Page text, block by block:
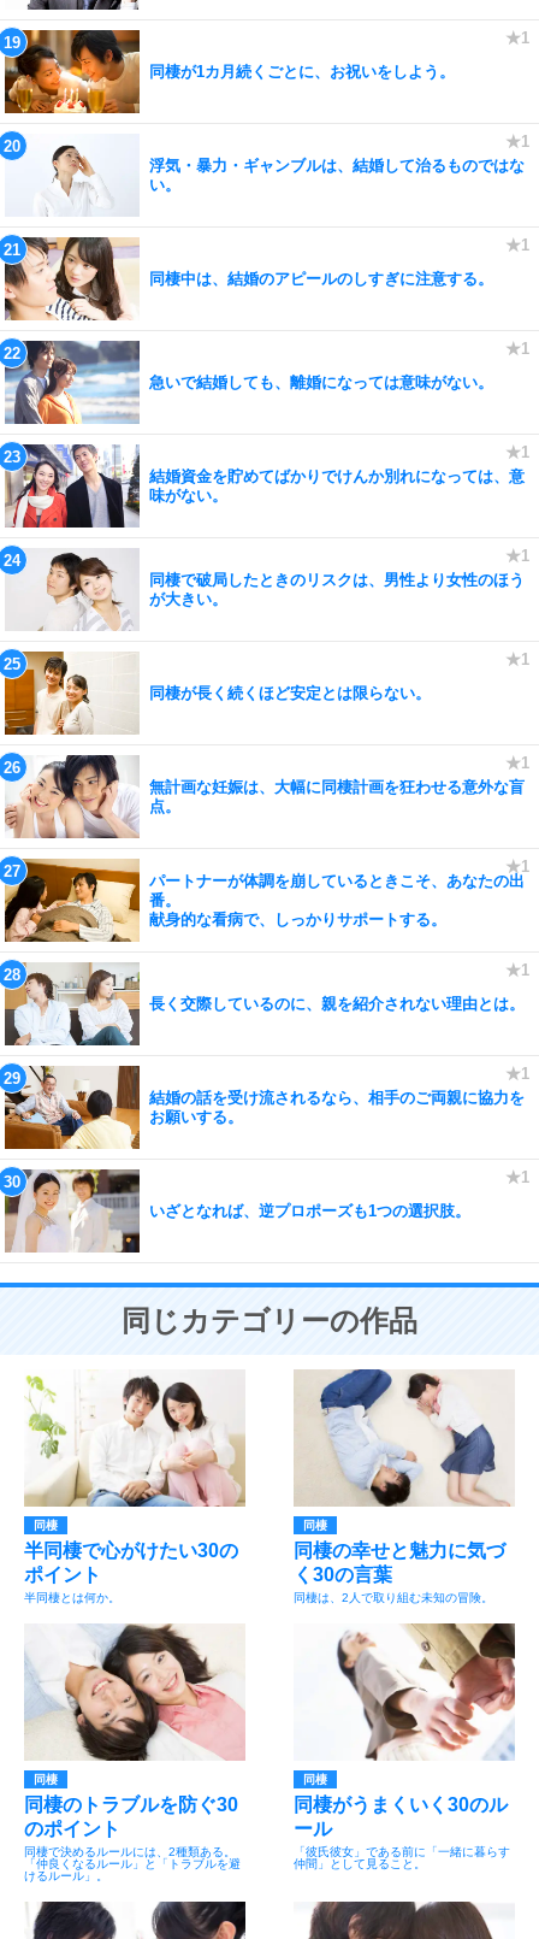
同棲が1カ月続くごとに、お祝いをしよう。
浮気・暴力・ギャンブルは、結婚して治るものではな
い。
同棲中は、結婚のアピールのしすぎに注意する。
急いで結婚しても、離婚になっては意味がない。
結婚資金を貯めてばかりでけんか別れになっては、意
味がない。
同棲で破局したときのリスクは、男性より女性のほう
が大きい。
同棲が長く続くほど安定とは限らない。
無計画な妊娠は、大幅に同棲計画を狂わせる意外な盲
点。
パートナーが体調を崩しているときこそ、あなたの出
番。
献身的な看病で、しっかりサポートする。
長く交際しているのに、親を紹介されない理由とは。
結婚の話を受け流されるなら、相手のご両親に協力を
お願いする。
いざとなれば、逆プロポーズも1つの選択肢。
同じカテゴリーの作品
同棲
半同棲で心がけたい30の
ポイント
半同棲とは何か。
同棲
同棲の幸せと魅力に気づ
く30の言葉
同棲は、2人で取り組む未知の冒険。
同棲
同棲のトラブルを防ぐ30
のポイント
同棲で決めるルールには、2種類ある。
「仲良くなるルール」と「トラブルを避
けるルール」。
同棲
同棲がうまくいく30のル
ール
「彼氏彼女」である前に「一緒に暮らす
仲間」として見ること。